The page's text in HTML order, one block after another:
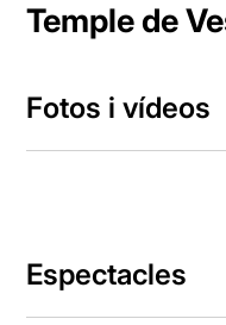
Temple de
Fotos i vídeos
Espectacles